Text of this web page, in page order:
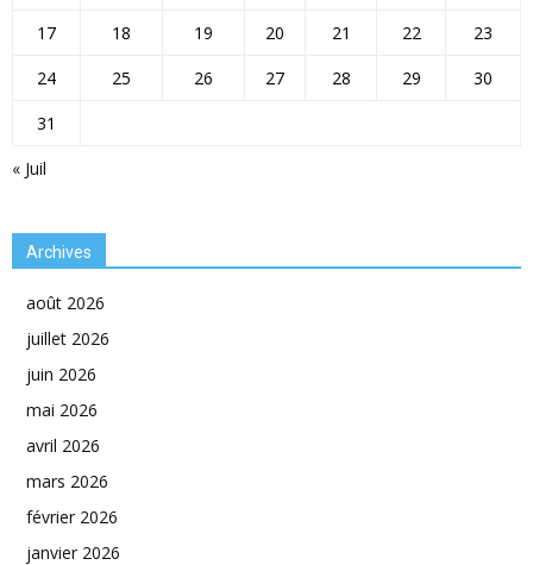
« Juil
17
18 19 20 21 22
23
24
25 26 27 28 29
30
31
Archives
août 2026
juillet 2026
juin 2026
mai 2026
avril 2026
mars 2026
février 2026
janvier 2026